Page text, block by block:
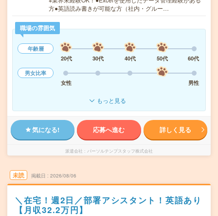
方●英語読み書きが可能な方（社内・グルー…
職場の雰囲気
年齢層
20代
30代 40代 50代
60代
男女比率
女性
男性
もっと見る
気になる! 応募へ進む 詳しく見る
派遣会社 パーソルテンプスタッフ株式会社
未読 掲載日 2026/08/06
＼在宅！週2日／部署アシスタント！英語あり
【月収32.2万円】